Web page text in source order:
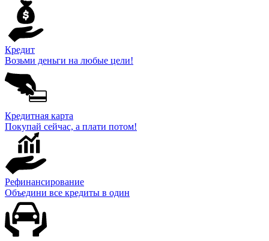
Кредит
Возьми деньги на любые цели!
Кредитная карта
Покупай сейчас, а плати потом!
Рефинансирование
Объедини все кредиты в один